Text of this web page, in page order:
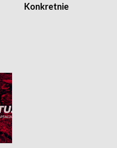
Konkretnie